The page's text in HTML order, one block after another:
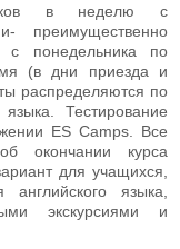
в неделю с
преимущественно
с понедельника по
(в дни приезда и
распределяются по
Тестирование
ES Camps. Все
окончании курса
для учащихся,
языка,
экскурсиями и